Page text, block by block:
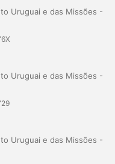
Uruguai e das Missões -
Uruguai e das Missões -
Uruguai e das Missões -